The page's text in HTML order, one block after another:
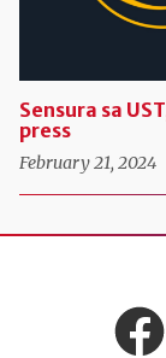
Sensura sa
press
February 21, 2024